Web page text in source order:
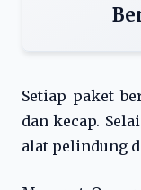
Setiap paket
dan kecap.
alat pelindung